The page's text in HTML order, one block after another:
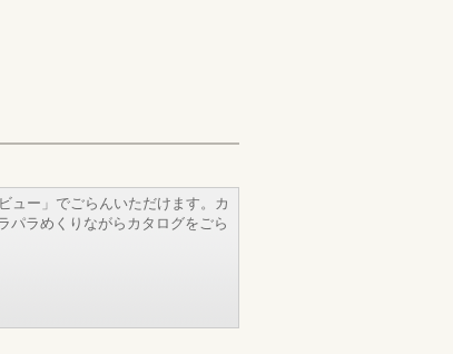
ュー」でごらんいただけます。カ
パラめくりながらカタログをごら